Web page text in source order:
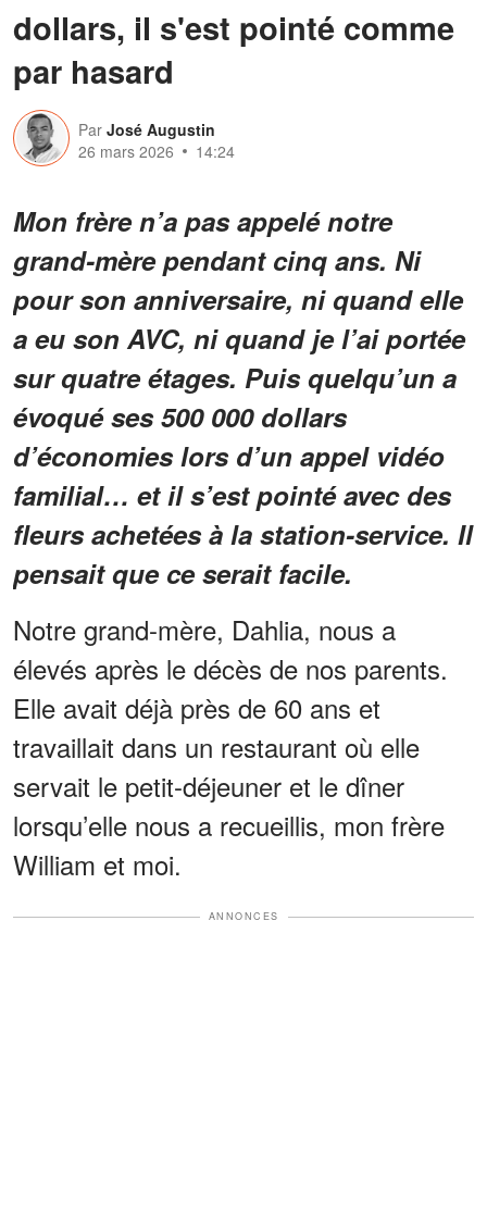
dollars, il s'est pointé comme
par hasard
Par José Augustin
26 mars 2026
14:24
Mon frère n’a pas appelé notre
grand-mère pendant cinq ans. Ni
pour son anniversaire, ni quand elle
a eu son AVC, ni quand je l’ai portée
sur quatre étages. Puis quelqu’un a
évoqué ses 500 000 dollars
d’économies lors d’un appel vidéo
familial… et il s’est pointé avec des
fleurs achetées à la station-service. Il
pensait que ce serait facile.
Notre grand-mère, Dahlia, nous a
élevés après le décès de nos parents.
Elle avait déjà près de 60 ans et
travaillait dans un restaurant où elle
servait le petit-déjeuner et le dîner
lorsqu’elle nous a recueillis, mon frère
William et moi.
ANNONCES